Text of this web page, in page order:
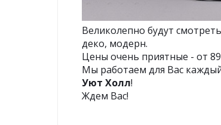
Великолепно будут
деко, модерн.
Цены очень приятные - от
Мы работаем для Вас каждый
Уют Холл!
Ждем Вас!